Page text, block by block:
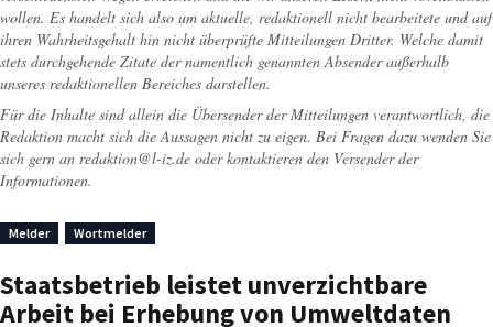
wollen. Es handelt sich also um aktuelle, redaktionell nicht bearbeitete und auf
ihren Wahrheitsgehalt hin nicht überprüfte Mitteilungen Dritter. Welche damit
stets durchgehende Zitate der namentlich genannten Absender außerhalb
unseres redaktionellen Bereiches darstellen.
Für die Inhalte sind allein die Übersender der Mitteilungen verantwortlich, die
Redaktion macht sich die Aussagen nicht zu eigen. Bei Fragen dazu wenden Sie
sich gern an redaktion@l-iz.de oder kontaktieren den Versender der
Informationen.
Melder Wortmelder
Staatsbetrieb leistet unverzichtbare
Arbeit bei Erhebung von Umweltdaten